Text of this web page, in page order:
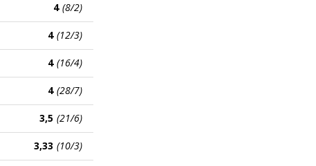
4 (8/2)
4 (12/3)
4 (16/4)
4 (28/7)
3,5 (21/6)
3,33 (10/3)